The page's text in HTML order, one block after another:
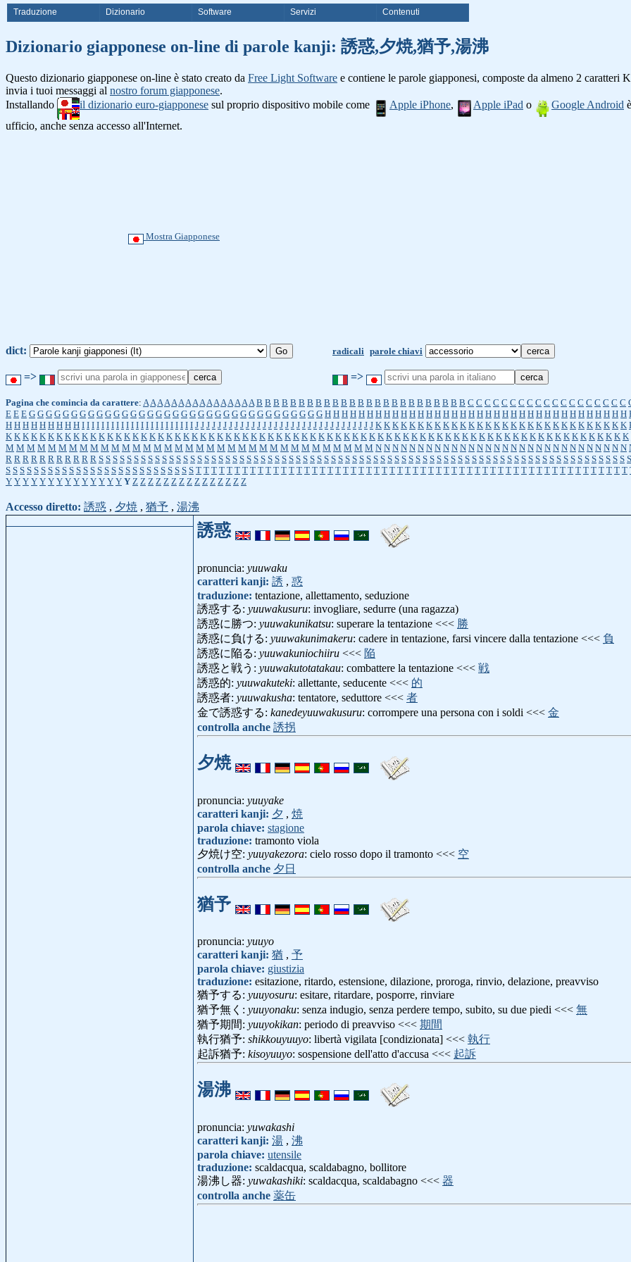
Traduzione Dizionario Software Servizi Contenuti
Dizionario giapponese on-line di parole kanji: 誘惑,夕焼,猶予,湯沸
Questo dizionario giapponese on-line è stato creato da Free Light Software e contiene le parole giapponesi, composte da almeno 2 caratteri
invia i tuoi messaggi al nostro forum giapponese.
Installando
il dizionario euro-giapponese sul proprio dispositivo mobile come Apple iPhone, Apple iPad o Google Android
ufficio, anche senza accesso all'Internet.
Mostra Giapponese
dict: radicali parole chiavi
=> =>
Pagina che comincia da carattere: A A A A A A A A A A A A A A A A B B B B B B B B B B B B B B B B B B B B B B B B B C C C C C C C C C C C C C C C C C C C
E E E G G G G G G G G G G G G G G G G G G G G G G G G G G G G G G G G G G G H H H H H H H H H H H H H H H H H H H H H H H H H H H H H H H H H H H H
H H H H H H H H H I I I I I I I I I I I I I I I I I I I I I I I J J J J J J J J J J J J J J J J J J J J J J J J J J J J J J J J K K K K K K K K K K K K K K K K K K K K K K K K K K K K K K
K K K K K K K K K K K K K K K K K K K K K K K K K K K K K K K K K K K K K K K K K K K K K K K K K K K K K K K K K K K K K K K K K K K K K K K K K K
M M M M M M M M M M M M M M M M M M M M M M M M M M M M M M M M M M M N N N N N N N N N N N N N N N N N N N N N N N N N N N N N N
R R R R R R R R R R R S S S S S S S S S S S S S S S S S S S S S S S S S S S S S S S S S S S S S S S S S S S S S S S S S S S S S S S S S S S S S S S S S S S S S S S S S S S S
S S S S S S S S S S S S S S S S S S S S S S S S S S S T T T T T T T T T T T T T T T T T T T T T T T T T T T T T T T T T T T T T T T T T T T T T T T T T T T T T T T T
Y Y Y Y Y Y Y Y Y Y Y Y Y Y Y Z Z Z Z Z Z Z Z Z Z Z Z Z Z Z
Accesso diretto: 誘惑 , 夕焼 , 猶予 , 湯沸
誘惑
pronuncia: yuuwaku
caratteri kanji: 誘 , 惑
traduzione: tentazione, allettamento, seduzione
誘惑する: yuuwakusuru: invogliare, sedurre (una ragazza)
誘惑に勝つ: yuuwakunikatsu: superare la tentazione <<< 勝
誘惑に負ける: yuuwakunimakeru: cadere in tentazione, farsi vincere dalla tentazione <<< 負
誘惑に陥る: yuuwakuniochiiru <<< 陥
誘惑と戦う: yuuwakutotatakau: combattere la tentazione <<< 戦
誘惑的: yuuwakuteki: allettante, seducente <<< 的
誘惑者: yuuwakusha: tentatore, seduttore <<< 者
金で誘惑する: kanedeyuuwakusuru: corrompere una persona con i soldi <<< 金
controlla anche 誘拐
夕焼
pronuncia: yuuyake
caratteri kanji: 夕 , 焼
parola chiave: stagione
traduzione: tramonto viola
夕焼け空: yuuyakezora: cielo rosso dopo il tramonto <<< 空
controlla anche 夕日
猶予
pronuncia: yuuyo
caratteri kanji: 猶 , 予
parola chiave: giustizia
traduzione: esitazione, ritardo, estensione, dilazione, proroga, rinvio, delazione, preavviso
猶予する: yuuyosuru: esitare, ritardare, posporre, rinviare
猶予無く: yuuyonaku: senza indugio, senza perdere tempo, subito, su due piedi <<< 無
猶予期間: yuuyokikan: periodo di preavviso <<< 期間
執行猶予: shikkouyuuyo: libertà vigilata [condizionata] <<< 執行
起訴猶予: kisoyuuyo: sospensione dell'atto d'accusa <<< 起訴
湯沸
pronuncia: yuwakashi
caratteri kanji: 湯 , 沸
parola chiave: utensile
traduzione: scaldacqua, scaldabagno, bollitore
湯沸し器: yuwakashiki: scaldacqua, scaldabagno <<< 器
controlla anche 薬缶